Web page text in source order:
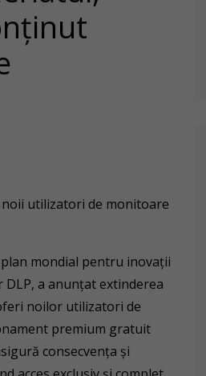
utilizatori de monitoare
mondial pentru inovații
a anunțat extinderea
noilor utilizatori de
premium gratuit
consecvența și